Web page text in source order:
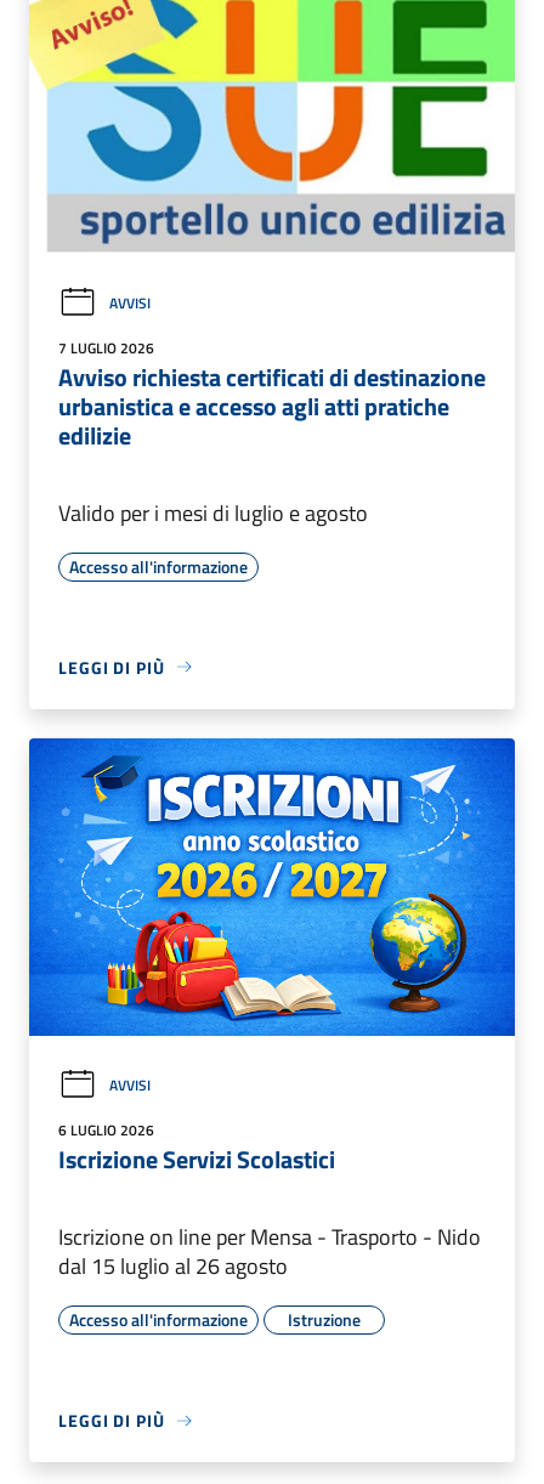
AVVISI
7 LUGLIO 2026
Avviso richiesta certificati di destinazione
urbanistica e accesso agli atti pratiche
edilizie
Valido per i mesi di luglio e agosto
Accesso all'informazione
LEGGI DI PIÙ
AVVISI
6 LUGLIO 2026
Iscrizione Servizi Scolastici
Iscrizione on line per Mensa - Trasporto - Nido
dal 15 luglio al 26 agosto
Accesso all'informazione Istruzione
LEGGI DI PIÙ